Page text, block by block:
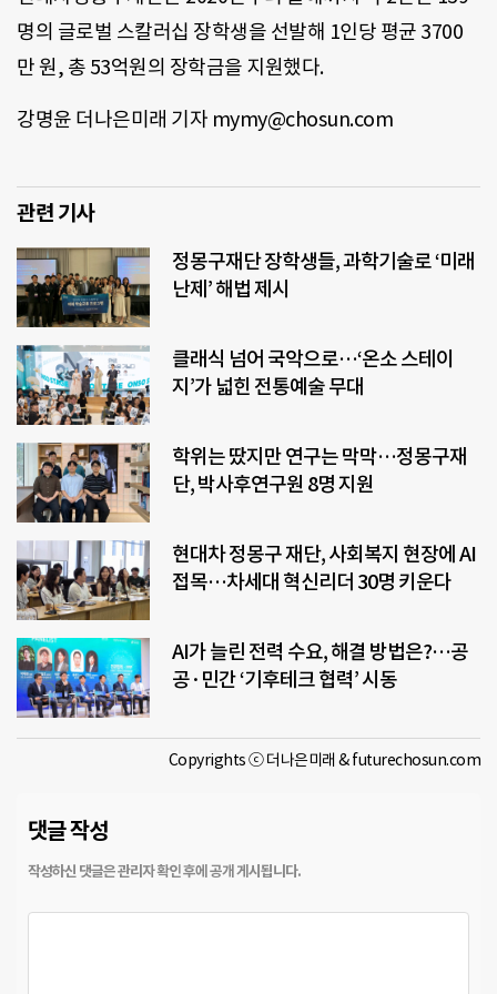
명의 글로벌 스칼러십 장학생을 선발해 1인당 평균 3700
만 원, 총 53억원의 장학금을 지원했다.
강명윤 더나은미래 기자 mymy@chosun.com
관련 기사
정몽구재단 장학생들, 과학기술로 ‘미래
난제’ 해법 제시
클래식 넘어 국악으로…‘온소 스테이
지’가 넓힌 전통예술 무대
학위는 땄지만 연구는 막막…정몽구재
단, 박사후연구원 8명 지원
현대차 정몽구 재단, 사회복지 현장에 AI
접목…차세대 혁신리더 30명 키운다
AI가 늘린 전력 수요, 해결 방법은?…공
공·민간 ‘기후테크 협력’ 시동
Copyrights ⓒ 더나은미래 & futurechosun.com
댓글 작성